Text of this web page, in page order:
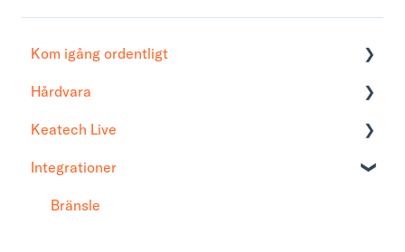
Kom igång ordentligt
Åtkomst till Keatech Live
Kontoinställning
Hårdvara
Fastmonterade
Batterilådor
Tags
Keatech Live
Tabellöversikt
Rapporter
Integrationer
Bränsle